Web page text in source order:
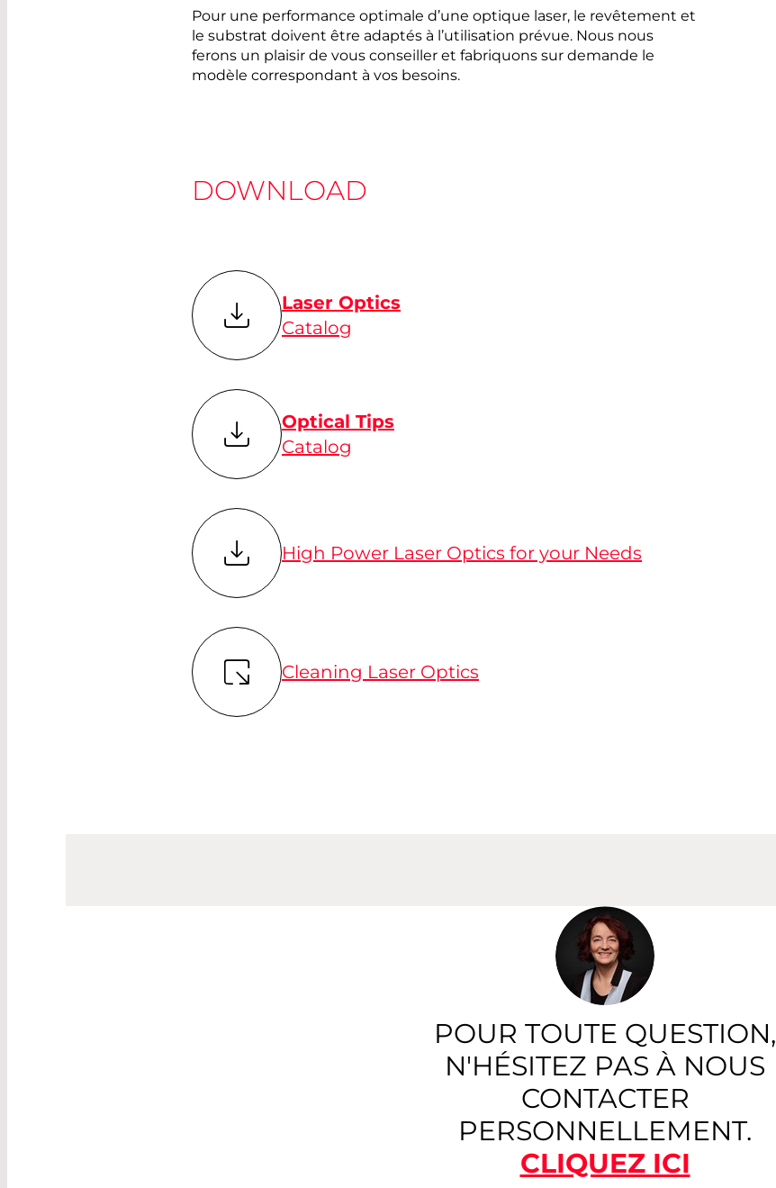
Pour une performance optimale d’une optique laser, le revêtement et
le substrat doivent être adaptés à l’utilisation prévue. Nous nous
ferons un plaisir de vous conseiller et fabriquons sur demande le
modèle correspondant à vos besoins.
DOWNLOAD
Laser Optics
Catalog
Optical Tips
Catalog
High Power Laser Optics for your Needs
Cleaning Laser Optics
POUR TOUTE QUESTION,
N'HÉSITEZ PAS À NOUS
CONTACTER
PERSONNELLEMENT.
CLIQUEZ ICI